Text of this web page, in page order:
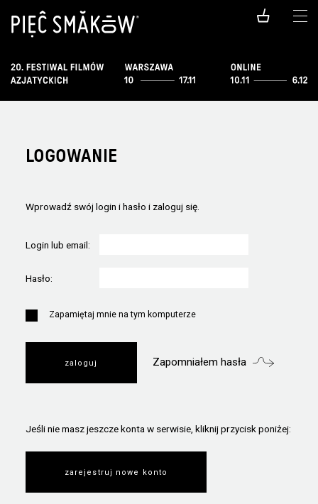
LOGOWANIE
Wprowadź swój login i hasło i zaloguj się.
Login lub email:
Hasło:
Zapamiętaj mnie na tym komputerze
Zapomniałem hasła
Jeśli nie masz jeszcze konta w serwisie, kliknij przycisk poniżej:
zarejestruj nowe konto